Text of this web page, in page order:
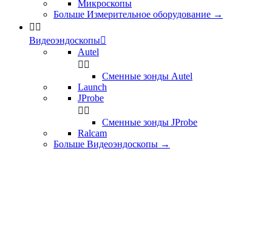
Микроскопы
Больше Измерительное оборудование →
 
Видеоэндоскопы
Autel
 
Сменные зонды Autel
Launch
JProbe
 
Сменные зонды JProbe
Ralcam
Больше Видеоэндоскопы →